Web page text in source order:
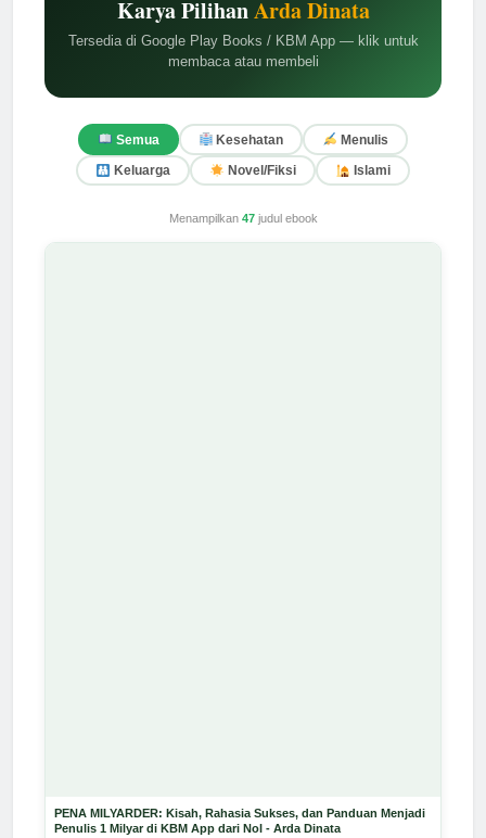
Karya PilihanArda Dinata
Tersedia di Google Play Books / KBM App — klik untuk
membaca atau membeli
Semua Kesehatan Menulis
Keluarga Novel/Fiksi Islami
Menampilkan 47judul ebook
PENA MILYARDER: Kisah, Rahasia Sukses, dan Panduan Menjadi
Penulis 1 Milyar di KBM App dari Nol - Arda Dinata